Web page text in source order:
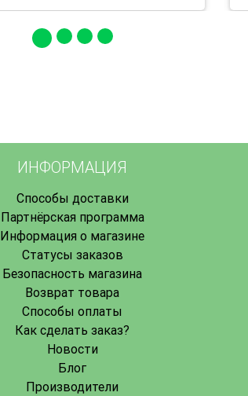
ИНФОРМАЦИЯ
Способы доставки
Партнёрская программа
Информация о магазине
Статусы заказов
Безопасность магазина
Возврат товара
Способы оплаты
Как сделать заказ?
Новости
Блог
Производители